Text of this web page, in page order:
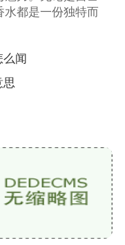
都是一份独特而
么闻
思